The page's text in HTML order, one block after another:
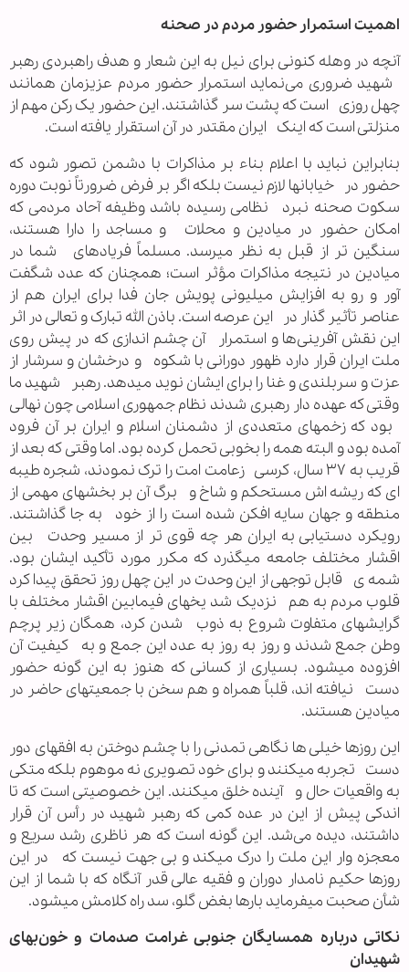
اهمیت استمرار حضور مردم در صحنه
آنچه در وهله کنونی برای نیل به این شعار و هدف راهبردی رهبر
شهید ضروری می‌نماید استمرار حضور مردم عزیزمان همانند
چهل روزی است که پشت سر گذاشتند. این حضور یک رکن مهم از
منزلتی است که اینک ایران مقتدر در آن استقرار یافته است.
بنابراین نباید با اعلام بناء بر مذاکرات با دشمن تصور شود که
حضور در خیابانها لازم نیست بلکه اگر بر فرض ضرورتاً نوبت دوره
سکوت صحنه نبرد نظامی رسیده باشد وظیفه آحاد مردمی که
امکان حضور در میادین و محلات و مساجد را دارا هستند،
سنگین تر از قبل به نظر میرسد. مسلماً فریادهای شما در
میادین در نتیجه مذاکرات مؤثر است؛ همچنان که عدد شگفت
آور و رو به افزایش میلیونی پویش جان فدا برای ایران هم از
عناصر تأثیر گذار در این عرصه است. باذن الله تبارک و تعالی در اثر
این نقش آفرینی‌ها و استمرار آن چشم اندازی که در پیش روی
ملت ایران قرار دارد ظهور دورانی با شکوه و درخشان و سرشار از
عزت و سربلندی و غنا را برای ایشان نوید میدهد. رهبر شهید ما
وقتی که عهده دار رهبری شدند نظام جمهوری اسلامی چون نهالی
بود که زخمهای متعددی از دشمنان اسلام و ایران بر آن فرود
آمده بود و البته همه را بخوبی تحمل کرده بود. اما وقتی که بعد از
قریب به ۳۷ سال، کرسی زعامت امت را ترک نمودند، شجره طیبه
ای که ریشه اش مستحکم و شاخ و برگ آن بر بخشهای مهمی از
منطقه و جهان سایه افکن شده است را از خود به جا گذاشتند.
رویکرد دستیابی به ایران هر چه قوی تر از مسیر وحدت بین
اقشار مختلف جامعه میگذرد که مکرر مورد تأکید ایشان بود.
شمه ی قابل توجهی از این وحدت در این چهل روز تحقق پیدا کرد
قلوب مردم به هم نزدیک شد یخهای فیمابین اقشار مختلف با
گرایشهای متفاوت شروع به ذوب شدن کرد، همگان زیر پرچم
وطن جمع شدند و روز به روز به عدد این جمع و به کیفیت آن
افزوده میشود. بسیاری از کسانی که هنوز به این گونه حضور
دست نیافته اند، قلباً همراه و هم سخن با جمعیتهای حاضر در
میادین هستند.
این روزها خیلی ها نگاهی تمدنی را با چشم دوختن به افقهای دور
دست تجربه میکنند و برای خود تصویری نه موهوم بلکه متکی
به واقعیات حال و آینده خلق میکنند. این خصوصیتی است که تا
اندکی پیش از این در عده کمی که رهبر شهید در رأس آن قرار
داشتند، دیده می‌شد. این گونه است که هر ناظری رشد سریع و
معجزه وار این ملت را درک میکند و بی جهت نیست که در این
روزها حکیم نامدار دوران و فقیه عالی قدر آنگاه که با شما از این
شأن صحبت میفرماید بارها بغض گلو، سد راہ کلامش میشود.
نکاتی درباره همسایگان جنوبی غرامت صدمات و خون‌بهای
شهیدان